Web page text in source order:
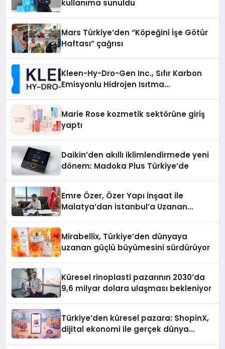
kullanıma sunuldu
Mars Türkiye’den “Köpeğini İşe Götür
Haftası” çağrısı
Kleen-Hy-Dro-Gen Inc., Sıfır Karbon
Emisyonlu Hidrojen Isıtma
Marie Rose kozmetik sektörüne giriş
yaptı
Daikin’den akıllı iklimlendirmede yeni
dönem: Madoka Plus Türkiye’de
Emre Özer, Özer Yapı İnşaat ile
Malatya’dan İstanbul’a Uzanan
Mirabellix, Türkiye’den dünyaya
uzanan güçlü büyümesini sürdürüyor
Küresel rinoplasti pazarının 2030’da
9,6 milyar dolara ulaşması bekleniyor
Türkiye’den küresel pazara: ShopinX,
dijital ekonomi ile gerçek dünya